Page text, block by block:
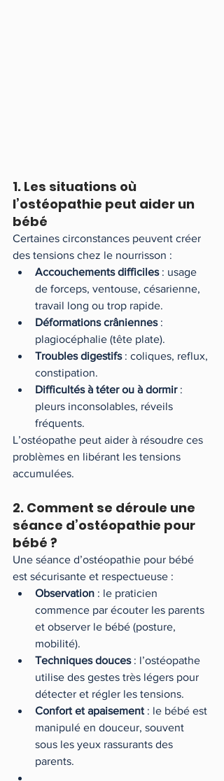
1. Les situations où
l’ostéopathie peut aider un
bébé
Certaines circonstances peuvent créer
des tensions chez le nourrisson :
Accouchements difficiles : usage
de forceps, ventouse, césarienne,
travail long ou trop rapide.
Déformations crâniennes :
plagiocéphalie (tête plate).
Troubles digestifs : coliques, reflux,
constipation.
Difficultés à téter ou à dormir :
pleurs inconsolables, réveils
fréquents.
L’ostéopathe peut aider à résoudre ces
problèmes en libérant les tensions
accumulées.
2. Comment se déroule une
séance d’ostéopathie pour
bébé ?
Une séance d’ostéopathie pour bébé
est sécurisante et respectueuse :
Observation : le praticien
commence par écouter les parents
et observer le bébé (posture,
mobilité).
Techniques douces : l’ostéopathe
utilise des gestes très légers pour
détecter et régler les tensions.
Confort et apaisement : le bébé est
manipulé en douceur, souvent
sous les yeux rassurants des
parents.